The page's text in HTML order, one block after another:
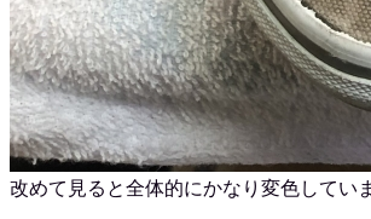
改めて見ると全体的にかなり変色してい